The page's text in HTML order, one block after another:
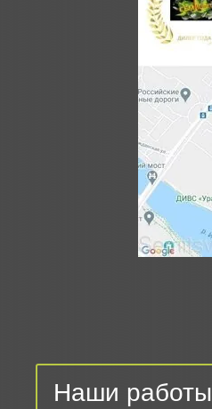
Наши работы